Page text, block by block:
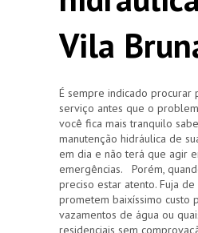
Vila
É sempre indicado procurar
serviço antes que o
você fica mais tranquilo
manutenção hidráulica de
em dia e não terá que agir
emergências. Porém,
preciso estar atento. Fuja
prometem baixíssimo custo
vazamentos de água ou
residenciais sem